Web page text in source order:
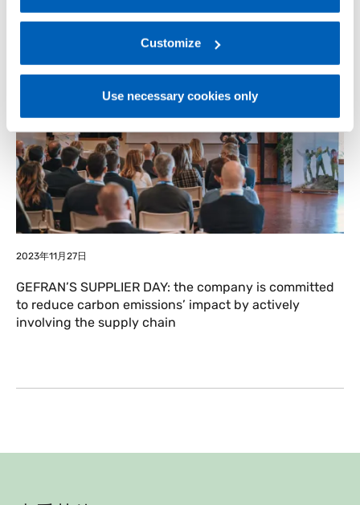
regarding processing of personal data, at the following
Gefran - Privacy Policy.
Customize
Use necessary cookies only
2023年11月27日
GEFRAN’S SUPPLIER DAY: the company is committed
to reduce carbon emissions’ impact by actively
involving the supply chain